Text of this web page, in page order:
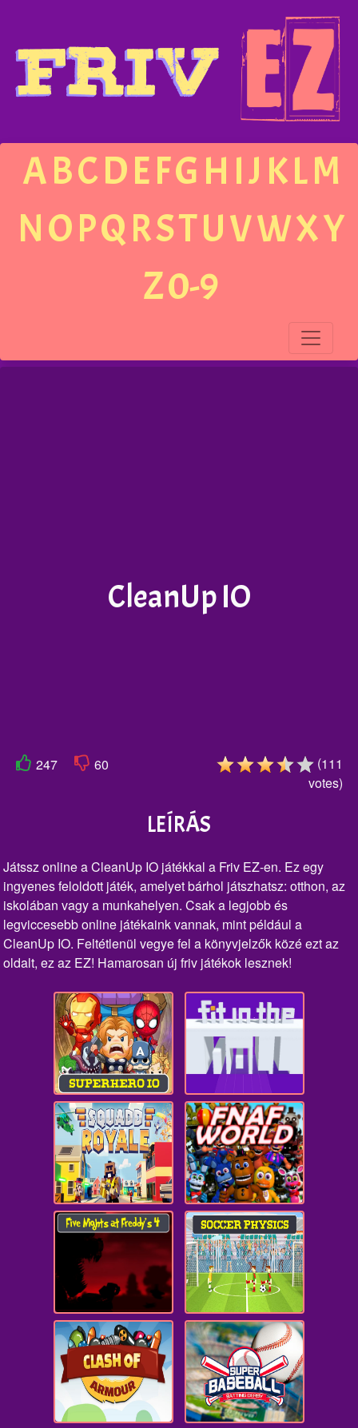
ABCDEFGH IJ KLM
NOPQRSTUVWXY
Z0-9
CleanUp IO
247 60 (111
votes)
LEÍRÁS
Játssz online a CleanUp IO játékkal a Friv EZ-en. Ez egy
ingyenes feloldott játék, amelyet bárhol játszhatsz: otthon, az
iskolában vagy a munkahelyen. Csak a legjobb és
legviccesebb online játékaink vannak, mint például a
CleanUp IO. Feltétlenül vegye fel a könyvjelzők közé ezt az
oldalt, ez az EZ! Hamarosan új friv játékok lesznek!